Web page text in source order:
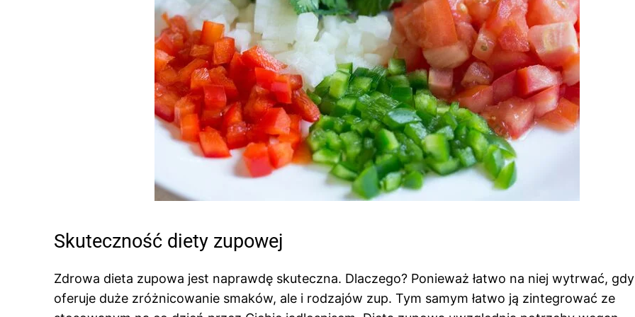
Skuteczność diety zupowej
Zdrowa dieta zupowa jest naprawdę skuteczna. Dlaczego? Ponieważ łatwo na niej wytrwać,
oferuje duże zróżnicowanie smaków, ale i rodzajów zup. Tym samym łatwo ją zintegrować ze